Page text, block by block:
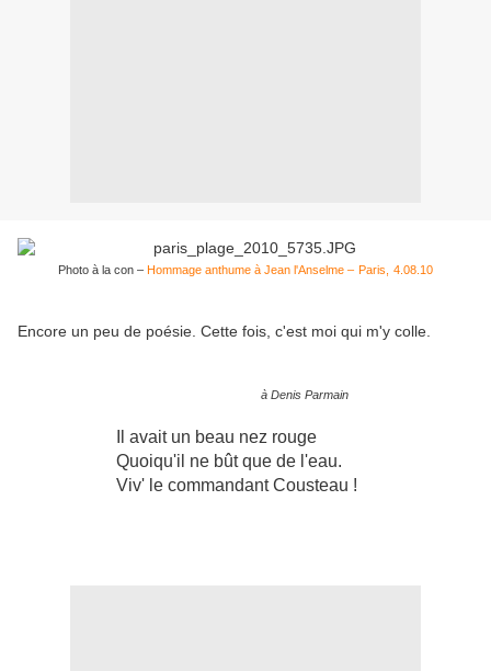
Photo à la con – Hommage anthume à Jean l'Anselme – Paris, 4.08.10
Encore un peu de poésie. Cette fois, c'est moi qui m'y colle.
à Denis Parmain
Il avait un beau nez rouge
Quoiqu'il ne bût que de l'eau.
Viv' le commandant Cousteau !